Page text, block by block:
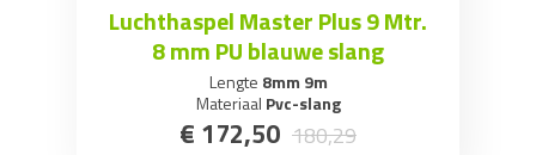
Luchthaspel Master Plus 9 Mtr.
8 mm PU blauwe slang
Lengte 8mm 9m
Materiaal Pvc-slang
€ 172,50 180,29